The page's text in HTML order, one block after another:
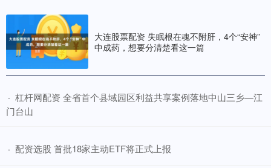
大连股票配资 失眠根在魂不附肝，4个“安神”
中成药，想要分清楚看这一篇
· ​杠杆网配资 全省首个县域园区利益共享案例落地中山三乡—江
门台山
· ​配资选股 首批18家主动ETF将正式上报